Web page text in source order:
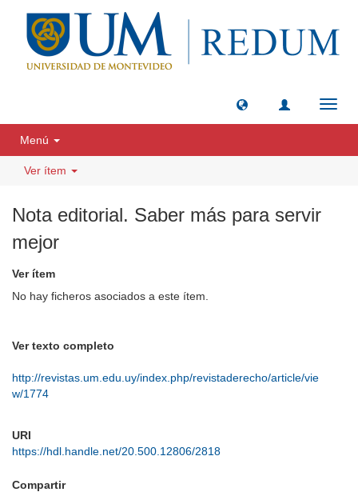
Menú
Ver ítem
Nota editorial. Saber más para servir
mejor
Ver ítem
No hay ficheros asociados a este ítem.
Ver texto completo
http://revistas.um.edu.uy/index.php/revistaderecho/article/vie
w/1774
URI
https://hdl.handle.net/20.500.12806/2818
Compartir